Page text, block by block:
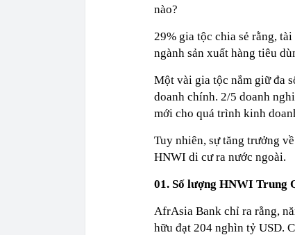
nào?
29% gia tộc chia sẻ rằng,
ngành sản xuất hàng tiêu
Một vài gia tộc nắm giữ đa
doanh chính. 2/5 doanh
mới cho quá trình kinh
Tuy nhiên, sự tăng trưởng
HNWI di cư ra nước ngoài.
01. Số lượng HNWI Trung
AfrAsia Bank chỉ ra rằng,
hữu đạt 204 nghìn tỷ USD.